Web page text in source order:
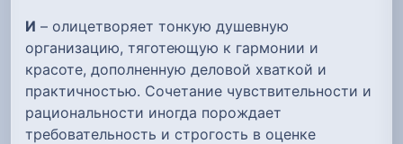
И – олицетворяет тонкую душевную
организацию, тяготеющую к гармонии и
красоте, дополненную деловой хваткой и
практичностью. Сочетание чувствительности и
рациональности иногда порождает
требовательность и строгость в оценке